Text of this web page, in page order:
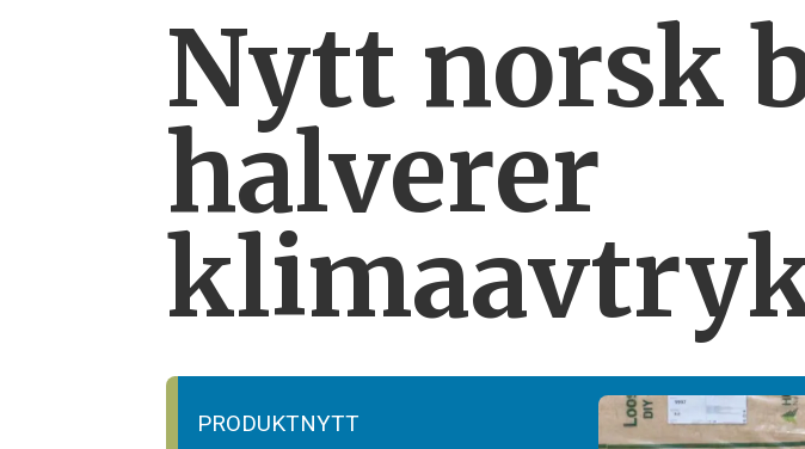
Nytt norsk
halverer
PRODUKTNYTT